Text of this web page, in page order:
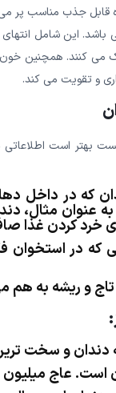
جذب مناسب پر می
این شامل
کنند. همچنین خون
و تقویت می کند.
چیست بهتر است
که در داخل
عنوان مثال،
خرد کردن غذا
که در استخوان
تاج و ریشه به
:
دندان و سخت
است. عاج